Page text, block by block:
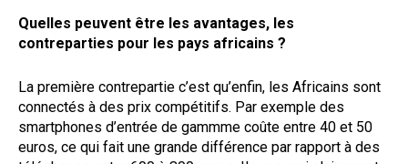
Quelles peuvent être les avantages, les
contreparties pour les pays africains ?
La première contrepartie c’est qu’enfin, les Africains sont
connectés à des prix compétitifs. Par exemple des
smartphones d’entrée de gammme coûte entre 40 et 50
euros, ce qui fait une grande différence par rapport à des